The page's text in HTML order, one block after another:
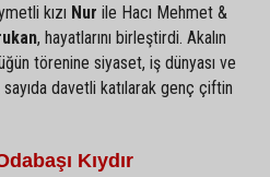
kızı Nur ile Hacı Mehmet &
, hayatlarını birleştirdi. Akalın
törenine siyaset, iş dünyası ve
davetli katılarak genç çiftin
Kıydır